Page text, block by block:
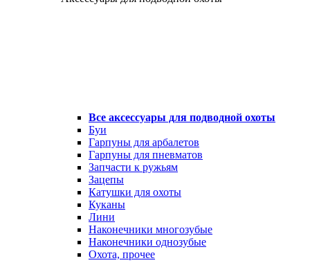
Все аксессуары для подводной охоты
Буи
Гарпуны для арбалетов
Гарпуны для пневматов
Запчасти к ружьям
Зацепы
Катушки для охоты
Куканы
Лини
Наконечники многозубые
Наконечники однозубые
Охота, прочее